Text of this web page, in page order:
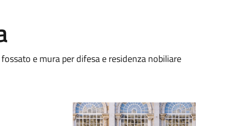
e mura per difesa e residenza nobiliare